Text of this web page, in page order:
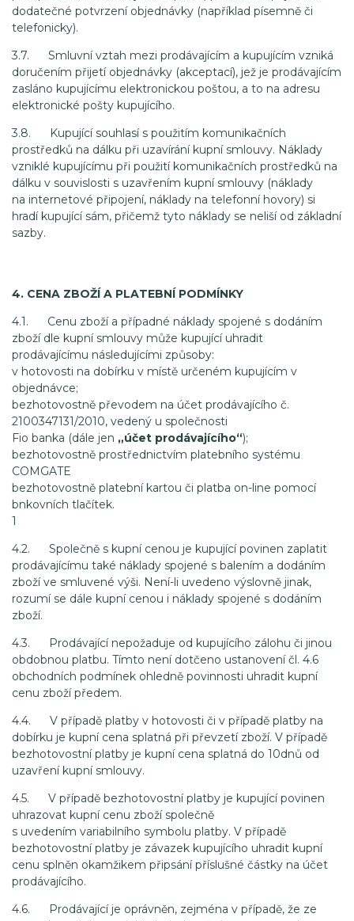
dodatečné potvrzení objednávky (například písemně či
telefonicky).
3.7. Smluvní vztah mezi prodávajícím a kupujícím vzniká
doručením přijetí objednávky (akceptací), jež je prodávajícím
zasláno kupujícímu elektronickou poštou, a to na adresu
elektronické pošty kupujícího.
3.8. Kupující souhlasí s použitím komunikačních
prostředků na dálku při uzavírání kupní smlouvy. Náklady
vzniklé kupujícímu při použití komunikačních prostředků na
dálku v souvislosti s uzavřením kupní smlouvy (náklady
na internetové připojení, náklady na telefonní hovory) si
hradí kupující sám, přičemž tyto náklady se neliší od základní
sazby.
4. CENA ZBOŽÍ A PLATEBNÍ PODMÍNKY
4.1. Cenu zboží a případné náklady spojené s dodáním
zboží dle kupní smlouvy může kupující uhradit
prodávajícímu následujícími způsoby:
v hotovosti na dobírku v místě určeném kupujícím v
objednávce;
bezhotovostně převodem na účet prodávajícího č.
2100347131/2010, vedený u společnosti
Fio banka (dále jen „účet prodávajícího“);
bezhotovostně prostřednictvím platebního systému
COMGATE
bezhotovostně platební kartou či platba on-line pomocí
bnkovních tlačítek.
1
4.2. Společně s kupní cenou je kupující povinen zaplatit
prodávajícímu také náklady spojené s balením a dodáním
zboží ve smluvené výši. Není-li uvedeno výslovně jinak,
rozumí se dále kupní cenou i náklady spojené s dodáním
zboží.
4.3. Prodávající nepožaduje od kupujícího zálohu či jinou
obdobnou platbu. Tímto není dotčeno ustanovení čl. 4.6
obchodních podmínek ohledně povinnosti uhradit kupní
cenu zboží předem.
4.4. V případě platby v hotovosti či v případě platby na
dobírku je kupní cena splatná při převzetí zboží. V případě
bezhotovostní platby je kupní cena splatná do 10dnů od
uzavření kupní smlouvy.
4.5. V případě bezhotovostní platby je kupující povinen
uhrazovat kupní cenu zboží společně
s uvedením variabilního symbolu platby. V případě
bezhotovostní platby je závazek kupujícího uhradit kupní
cenu splněn okamžikem připsání příslušné částky na účet
prodávajícího.
4.6. Prodávající je oprávněn, zejména v případě, že ze